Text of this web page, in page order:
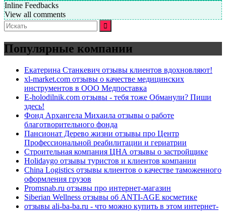
Inline Feedbacks
View all comments
Искать:
Популярные компании
Екатерина Станкевич отзывы клиентов вдохновляют!
xl-market.com отзывы о качестве медицинских
инструментов в ООО Медпоставка
E-holodilnik.com отзывы - тебя тоже Обманули? Пиши
здесь!
Фонд Архангела Михаила отзывы о работе
благотворительного фонда
Пансионат Дерево жизни отзывы про Центр
Профессиональной реабилитации и гериатрии
Строительная компания ЦНА отзывы о застройщике
Holidaygo отзывы туристов и клиентов компании
China Logistics отзывы клиентов о качестве таможенного
оформления грузов
Promsnab.ru отзывы про интернет-магазин
Siberian Wellness отзывы об ANTI-AGE косметике
отзывы ali-ba-ba.ru - что можно купить в этом интернет-